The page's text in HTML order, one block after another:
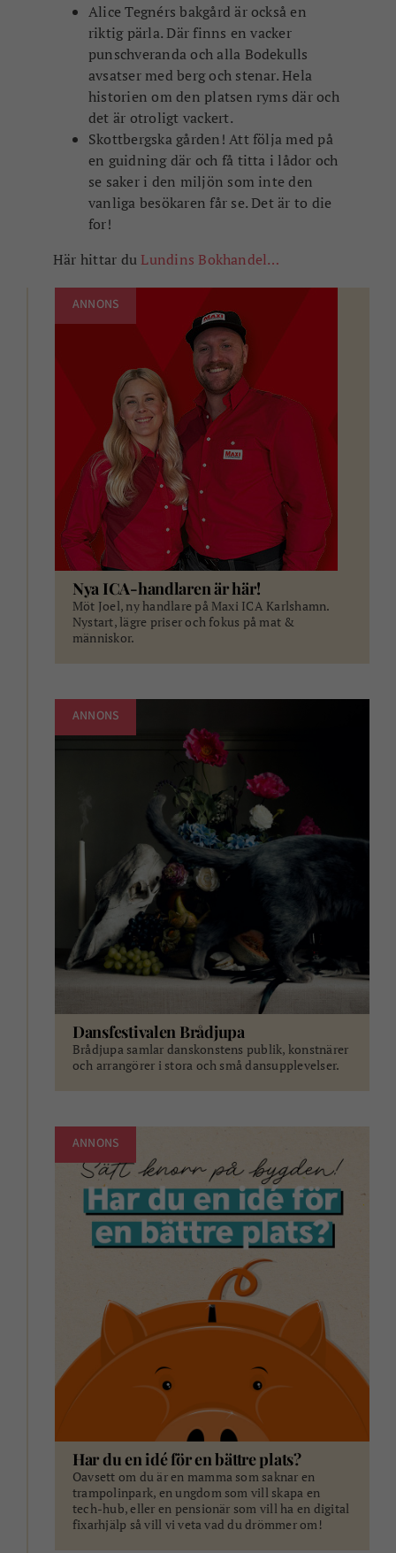
Alice Tegnérs bakgård är också en
riktig pärla. Där finns en vacker
punschveranda och alla Bodekulls
avsatser med berg och stenar. Hela
historien om den platsen ryms där och
det är otroligt vackert.
Skottbergska gården! Att följa med på
en guidning där och få titta i lådor och
se saker i den miljön som inte den
vanliga besökaren får se. Det är to die
for!
Här hittar du Lundins Bokhandel…
ANNONS
Nya ICA-handlaren är här!
Möt Joel, ny handlare på Maxi ICA Karlshamn.
Nystart, lägre priser och fokus på mat &
människor.
ANNONS
Dansfestivalen Brådjupa
Brådjupa samlar danskonstens publik, konstnärer
och arrangörer i stora och små dansupplevelser.
ANNONS
Har du en idé för en bättre plats?
Oavsett om du är en mamma som saknar en
trampolinpark, en ungdom som vill skapa en
tech-hub, eller en pensionär som vill ha en digital
fixarhjälp så vill vi veta vad du drömmer om!